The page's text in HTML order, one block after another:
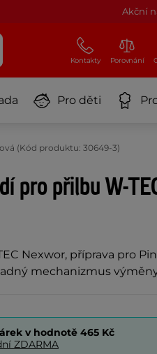
Akční
Kontakty Porovnání
Pro děti
(Kód produktu: 30649-3)
pro přilbu W-
Nexwor, příprava pro
mechanizmus
v hodnotě 465 Kč
ZDARMA